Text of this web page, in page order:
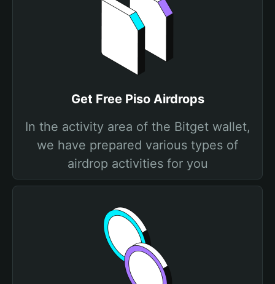
Get Free Piso Airdrops
In the activity area of the Bitget wallet,
we have prepared various types of
airdrop activities for you